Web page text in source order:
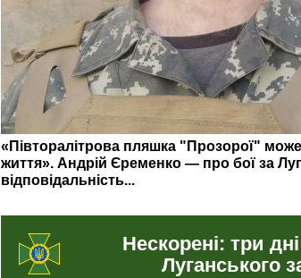
На що витратили понад 3 млн грн: огляд
у Сіверськодонецькій громаді
Нескорені: три
Луганського